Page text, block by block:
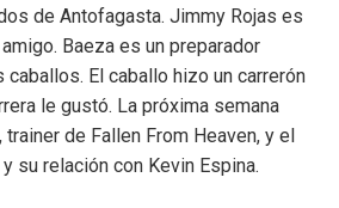
de Antofagasta. Jimmy Rojas es
Baeza es un preparador
caballos. El caballo hizo un carrerón
le gustó. La próxima semana
trainer de Fallen From Heaven, y el
su relación con Kevin Espina.